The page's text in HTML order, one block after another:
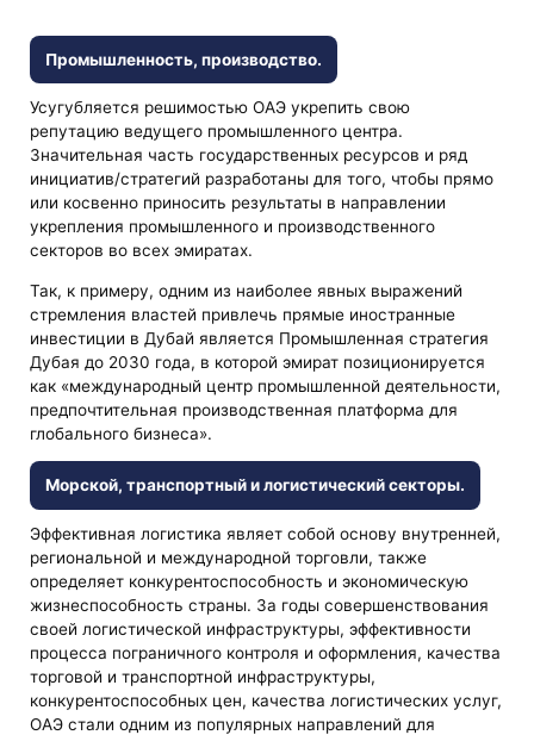
Промышленность, производство.
Усугубляется решимостью ОАЭ укрепить свою
репутацию ведущего промышленного центра.
Значительная часть государственных ресурсов и ряд
инициатив/стратегий разработаны для того, чтобы прямо
или косвенно приносить результаты в направлении
укрепления промышленного и производственного
секторов во всех эмиратах.
Так, к примеру, одним из наиболее явных выражений
стремления властей привлечь прямые иностранные
инвестиции в Дубай является Промышленная стратегия
Дубая до 2030 года, в которой эмират позиционируется
как «международный центр промышленной деятельности,
предпочтительная производственная платформа для
глобального бизнеса».
Морской, транспортный и логистический секторы.
Эффективная логистика являет собой основу внутренней,
региональной и международной торговли, также
определяет конкурентоспособность и экономическую
жизнеспособность страны. За годы совершенствования
своей логистической инфраструктуры, эффективности
процесса пограничного контроля и оформления, качества
торговой и транспортной инфраструктуры,
конкурентоспособных цен, качества логистических услуг,
ОАЭ стали одним из популярных направлений для